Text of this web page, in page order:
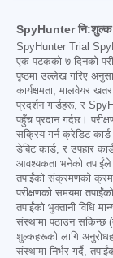
SpyHunter नि:शुल्क
SpyHunter Trial
एक पटकको ७-दिनको
पृष्ठमा उल्लेख गरिए
कार्यक्षमता, मालवेयर
प्रदर्शन गार्डहरू, र
पहुँच प्रदान गर्दछ।
सक्रिय गर्न क्रेडिट
डेबिट कार्ड, र उपहार
आवश्यकता भनेको तपाईंले
तपाईंको संक्रमणको क्रममा
परीक्षणको समयमा
तपाईंको भुक्तानी विधि
संस्थामा पठाउन सकिन्छ
शुल्कहरूको लागि
संस्थामा निर्भर गर्दै,